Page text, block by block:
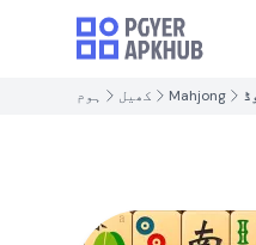
ہوم کھیل Mahjong